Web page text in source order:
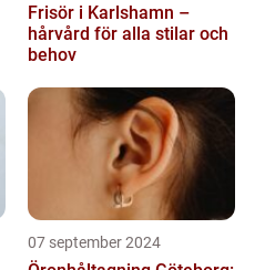
Frisör i Karlshamn –
hårvård för alla stilar och
behov
07 september 2024